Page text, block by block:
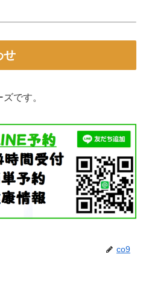
せ
です。
co9